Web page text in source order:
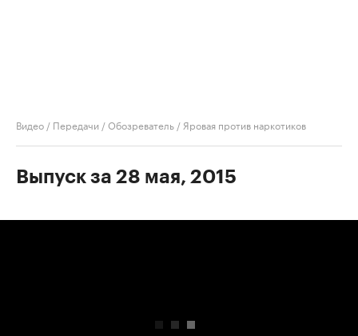
Видео / Передачи /Обозреватель / Яровая против наркотиков
Выпуск за 28 мая, 2015